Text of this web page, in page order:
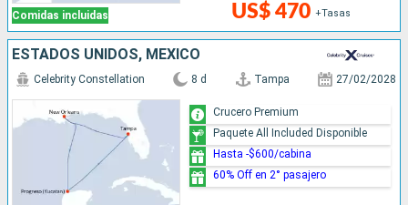
Comidas incluidas US$ 470 +Tasas
ESTADOS UNIDOS, MÉXICO
Celebrity Constellation 8 d Tampa 27/02/2028
Crucero Premium
Paquete All Included Disponible
Hasta -$600/cabina
60% Off en 2° pasajero